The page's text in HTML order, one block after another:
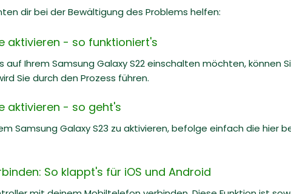
dir bei der Bewältigung des Problems helfen:
aktivieren - so funktioniert's
auf Ihrem Samsung Galaxy S22 einschalten möchten, können
Sie durch den Prozess führen.
aktivieren - so geht's
Samsung Galaxy S23 zu aktivieren, befolge einfach die hier
So klappt's für iOS und Android